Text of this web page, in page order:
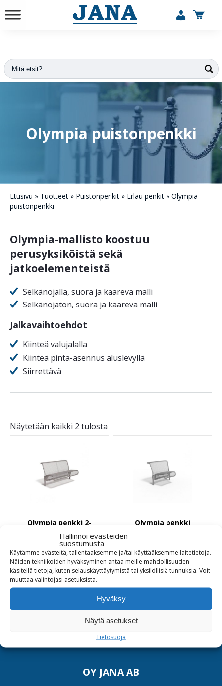
Hallinnoi evästeiden
suostumusta
Käytämme evästeitä, tallentaaksemme ja/tai käyttääksemme laitetietoja.
Näiden tekniikoiden hyväksyminen antaa meille mahdollisuuden
käsitellä tietoja, kuten selauskäyttäytymistä tai yksilöllisiä tunnuksia. Voit
muuttaa valintojasi asetuksista.
Hyväksy
Näytä asetukset
Tietosuoja
Olympia puistonpenkki
Etusivu » Tuotteet » Puistonpenkit » Erlau penkit » Olympia
puistonpenkki
Olympia-mallisto koostuu
perusyksiköistä sekä
jatkoelementeistä
Selkänojalla, suora ja kaareva malli
Selkänojaton, suora ja kaareva malli
Jalkavaihtoehdot
Kiinteä valujalalla
Kiinteä pinta-asennus aluslevyllä
Siirrettävä
Näytetään kaikki 2 tulosta
Olympia penkki 2-
istuttava selkänojalla
2320,00€
Tuotetiedot
Olympia penkki
2660,00€
OY JANA AB